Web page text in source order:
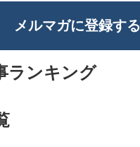
メルマガに登録する
ランキング